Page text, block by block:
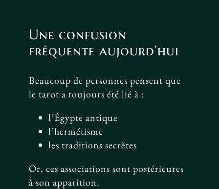
Une confusion
fréquente aujourd’hui
Beaucoup de personnes pensent que
le tarot a toujours été lié à :
l’Égypte antique
l’hermétisme
les traditions secrètes
Or, ces associations sont postérieures
à son apparition.